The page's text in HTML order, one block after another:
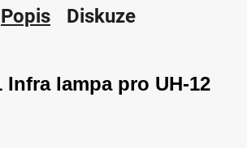
Popis Diskuze
Infra lampa pro UH-12